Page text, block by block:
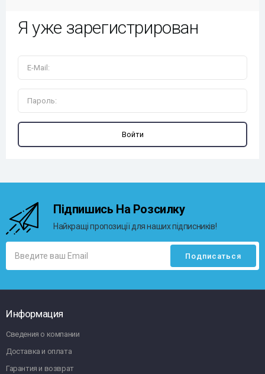
Я уже зарегистрирован
Підпишись На Розсилку
Найкращі пропозиції для наших підписників!
Информация
Сведения о компании
Доставка и оплата
Гарантия и возврат